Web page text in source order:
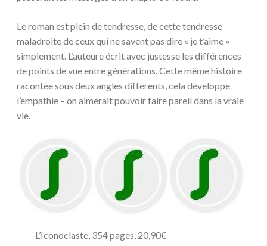
Le roman est plein de tendresse, de cette tendresse
maladroite de ceux qui ne savent pas dire « je t’aime »
simplement. L’auteure écrit avec justesse les différences
de points de vue entre générations. Cette même histoire
racontée sous deux angles différents, cela développe
l’empathie – on aimerait pouvoir faire pareil dans la vraie
vie.
L’Iconoclaste, 354 pages, 20,90€